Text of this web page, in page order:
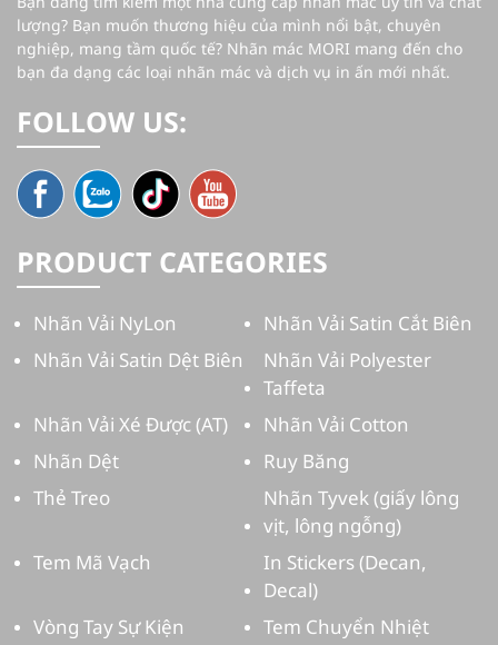
lượng? Bạn muốn thương hiệu của mình nổi bật, chuyên
nghiệp, mang tầm quốc tế? Nhãn mác MORI mang đến cho
bạn đa dạng các loại nhãn mác và dịch vụ in ấn mới nhất.
FOLLOW US:
PRODUCT CATEGORIES
Nhãn Vải NyLon
Nhãn Vải Satin Cắt Biên
Nhãn Vải Satin Dệt Biên
Nhãn Vải Polyester
Taffeta
Nhãn Vải Xé Được (AT)
Nhãn Vải Cotton
Nhãn Dệt
Ruy Băng
Thẻ Treo
Nhãn Tyvek (giấy lông
vịt, lông ngỗng)
Tem Mã Vạch
In Stickers (Decan,
Decal)
Vòng Tay Sự Kiện
Tem Chuyển Nhiệt